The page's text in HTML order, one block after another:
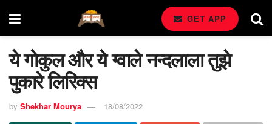
GET APP
ये गोकुल और ये ग्वाले नन्दलाला तुझे
पुकारे लिरिक्स
by Shekhar Mourya 18/08/2022